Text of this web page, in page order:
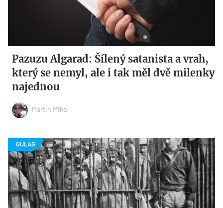
Pazuzu Algarad: Šílený satanista a vrah,
který se nemyl, ale i tak měl dvě milenky
najednou
Martin Miko